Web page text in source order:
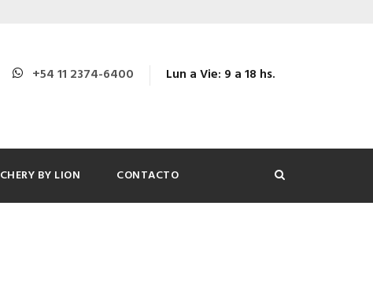
+54 11 2374-6400 Lun a Vie: 9 a 18 hs.
CHERY BY LION CONTACTO